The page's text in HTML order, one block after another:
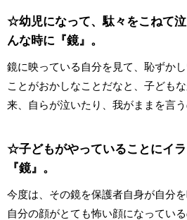
☆幼児になって、駄々をこねて
んな時に『鏡』。
鏡に映っている自分を見て、恥ずか
ことがおかしなことだなと、子ども
来、自らが泣いたり、我がままを言う
☆子どもがやっていることにイ
『鏡』。
今度は、その鏡を保護者自身が自分
自分の顔がとても怖い顔になってい